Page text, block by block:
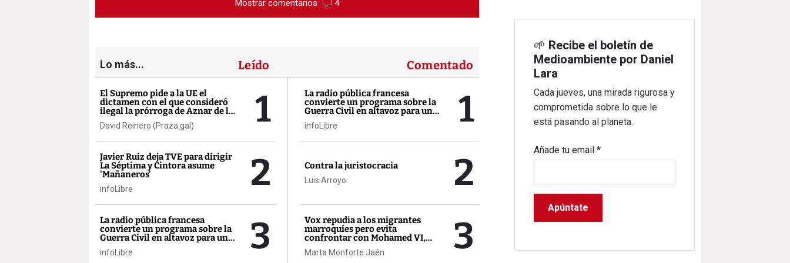
Mostrar comentarios 4
Lo más... Leído Comentado
El Supremo pide a la UE el
dictamen con el que consideró
ilegal la prórroga de Aznar de la
AP-9
David Reinero (Praza.gal) 1
Javier Ruiz deja TVE para dirigir
La Séptima y Cintora asume
'Mañaneros'
infoLibre 2
La radio pública francesa
convierte un programa sobre la
Guerra Civil en altavoz para un
activista contra Sánchez
infoLibre 3
La radio pública francesa
convierte un programa sobre la
Guerra Civil en altavoz para un
activista contra Sánchez
infoLibre 1
Contra la juristocracia
Luis Arroyo 2
Vox repudia a los migrantes
marroquíes pero evita
confrontar con Mohamed VI,
aliado de Estados Unidos
Marta Monforte Jaén 3
🌱 Recibe el boletín de
Medioambiente por Daniel
Lara
Cada jueves, una mirada rigurosa y
comprometida sobre lo que le
está pasando al planeta.
Añade tu email*